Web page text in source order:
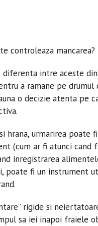
controleaza mancarea?
intre aceste
a ramane pe
o decizie atenta pe
hrana, urmarirea poate
(cum ar fi atunci cand
inregistrarea
poate fi un instrument
rigide si
sa iei inapoi fraiele